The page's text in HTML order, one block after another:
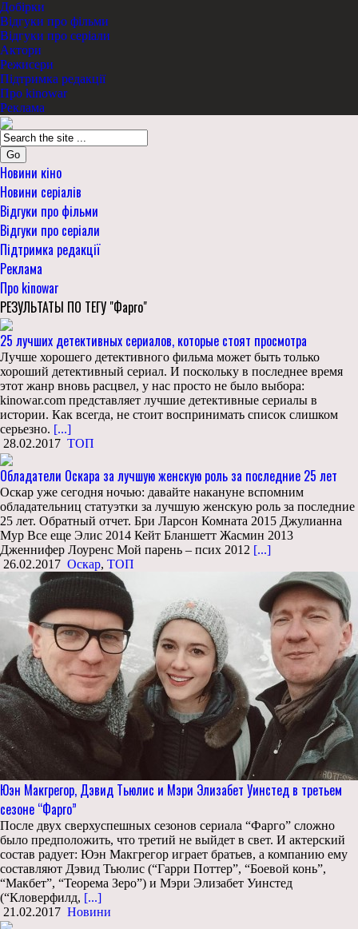
Добірки
Відгуки про фільми
Відгуки про серіали
Актори
Режисери
Підтримка редакції
Про kinowar
Реклама
Go
Новини кіно
Новини серіалів
Відгуки про фільми
Відгуки про серіали
Підтримка редакції
Реклама
Про kinowar
РЕЗУЛЬТАТЫ ПО ТЕГУ "Фарго"
25 лучших детективных сериалов, которые стоят просмотра
Лучше хорошего детективного фильма может быть только
хороший детективный сериал. И поскольку в последнее время
этот жанр вновь расцвел, у нас просто не было выбора:
kinowar.com представляет лучшие детективные сериалы в
истории. Как всегда, не стоит воспринимать список слишком
серьезно. [...]
28.02.2017 ТОП
Обладатели Оскара за лучшую женскую роль за последние 25 лет
Оскар уже сегодня ночью: давайте накануне вспомним
обладательниц статуэтки за лучшую женскую роль за последние
25 лет. Обратный отчет. Бри Ларсон Комната 2015 Джулианна
Мур Все еще Элис 2014 Кейт Бланшетт Жасмин 2013
Дженнифер Лоуренс Мой парень – псих 2012 [...]
26.02.2017 Оскар, ТОП
Юэн Макгрегор, Дэвид Тьюлис и Мэри Элизабет Уинстед в третьем
сезоне “Фарго”
После двух сверхуспешных сезонов сериала “Фарго” сложно
было предположить, что третий не выйдет в свет. И актерский
состав радует: Юэн Макгрегор играет братьев, а компанию ему
составляют Дэвид Тьюлис (“Гарри Поттер”, “Боевой конь”,
“Макбет”, “Теорема Зеро”) и Мэри Элизабет Уинстед
(“Кловерфилд, [...]
21.02.2017 Новини